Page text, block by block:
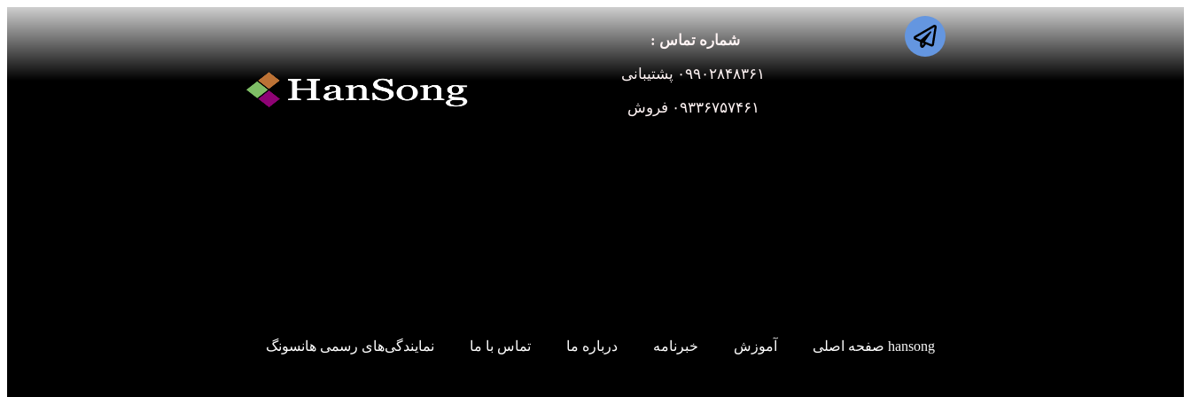
شماره تماس :
۰۹۹۰۲۸۴۸۳۶۱ پشتیبانی
۰۹۳۳۶۷۵۷۴۶۱ فروش
hansong صفحه اصلی آموزش خبرنامه درباره ما تماس با ما نمایندگی‌های رسمی هانسونگ